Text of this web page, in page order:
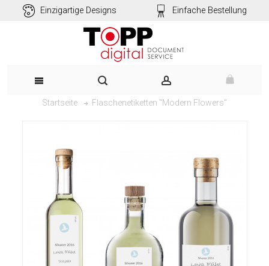
Einzigartige Designs Einfache Bestellung
Startseite Flaschenetiketten "Modern Flowers"